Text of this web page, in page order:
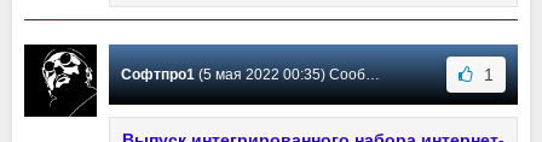
Софтпро1(5 мая 2022 00:35) Сообщение #413 1